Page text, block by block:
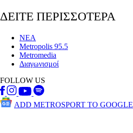
ΔΕΙΤΕ ΠΕΡΙΣΣΟΤΕΡΑ
ΝΕΑ
Metropolis 95.5
Metromedia
Διαγωνισμοί
FOLLOW US
ADD METROSPORT TO GOOGLE